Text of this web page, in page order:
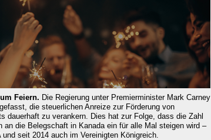
Feiern. Die Regierung unter Premierminister Mark Carney
die steuerlichen Anreize zur Förderung von
dauerhaft zu verankern. Dies hat zur Folge, dass die Zahl
an die Belegschaft in Kanada ein für alle Mal steigen wird –
seit 2014 auch im Vereinigten Königreich.